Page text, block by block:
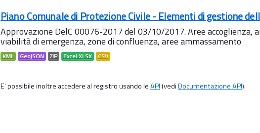
Piano Comunale di Protezione Civile - Elementi di gestione
Approvazione DelC 00076-2017 del 03/10/2017. Aree accoglienza,
viabilità di emergenza, zone di confluenza, aree ammassamento
KML GeoJSON ZIP Excel XLSX CSV
E' possibile inoltre accedere al registro usando leAPI(vediDocumentazione API).